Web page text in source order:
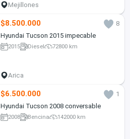
Mejillones
$8.500.000
8
Hyundai Tucson 2015 impecable
2015 Diesel 72800 km
Arica
$6.500.000
1
Hyundai Tucson 2008 conversable
2008 Bencina 142000 km